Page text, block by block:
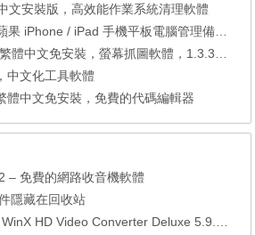
文安裝版，高效能作業系統清理軟體
/ iPad 手機平板電腦管理備份還原軟體
文免安裝，螢幕抓圖軟體，1.3.315 安裝版
中文化工具軟體
體中文免安裝，免費的代碼編輯器
– 免費的網路收音機軟體
隱藏在回收站
Converter Deluxe 5.9.0 限免活動（含繁體中文）